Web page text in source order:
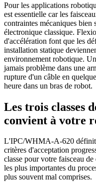
Pour les applications
est essentielle car les
contraintes mécaniques bien
électronique classique.
d'accélération font que les
installation statique
environnement robotique.
jamais problème dans une
rupture d'un câble en
heure dans un bras de robot.
Les trois classes
convient à votre
L'IPC/WHMA-A-620 définit
critères d'acceptation
classe pour votre faisceau
les plus importantes du
plus souvent mal comprises.